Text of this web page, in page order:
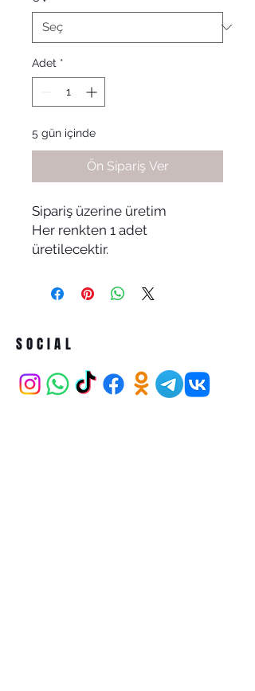
Adet *
5 gün içinde
Ön Sipariş Ver
Sipariş üzerine üretim
Her renkten 1 adet
üretilecektir.
SOCIAL